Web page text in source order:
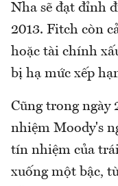
Nha sẽ đạt đỉnh
2013. Fitch còn
hoặc tài chính
bị hạ mức xếp
Cũng trong ngày
nhiệm Moody's
tín nhiệm của
xuống một bậc,